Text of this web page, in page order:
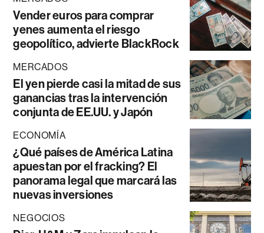
Vender euros para comprar
yenes aumenta el riesgo
geopolítico, advierte BlackRock
MERCADOS
El yen pierde casi la mitad de sus
ganancias tras la intervención
conjunta de EE.UU. y Japón
ECONOMÍA
¿Qué países de América Latina
apuestan por el fracking? El
panorama legal que marcará las
nuevas inversiones
NEGOCIOS